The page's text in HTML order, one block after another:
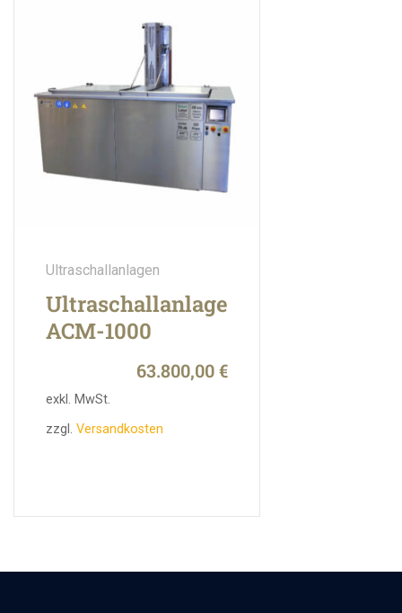
Ultraschallanlagen
Ultraschallanlage
ACM-1000
63.800,00€
exkl. MwSt.
zzgl. Versandkosten